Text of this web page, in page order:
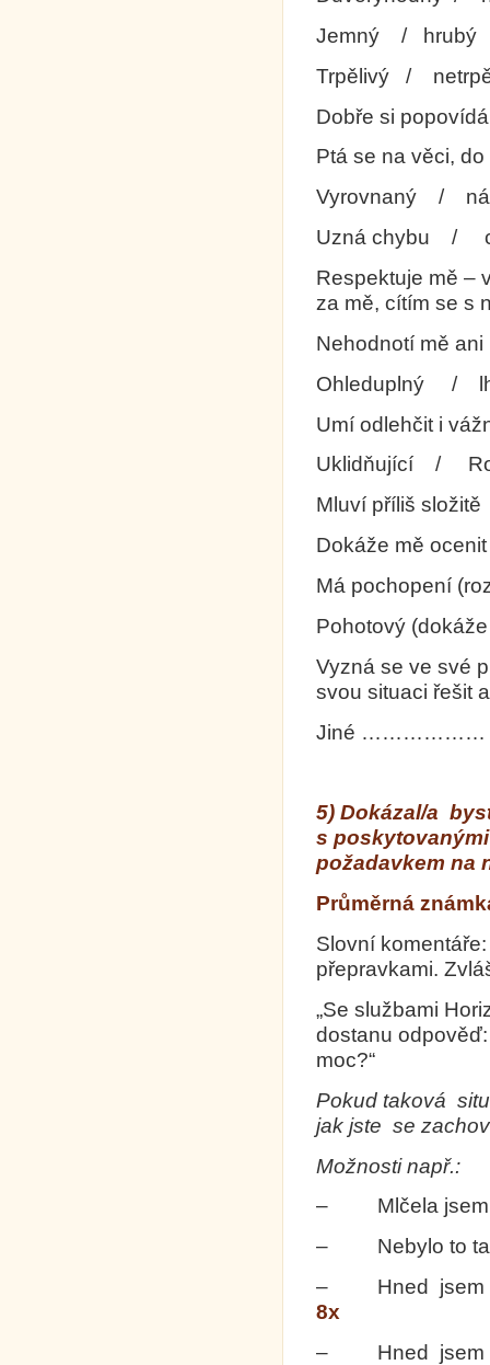
Jemný / hrubý
Trpělivý /
Dobře si
Ptá se na věci,
Vyrovnaný /
Uzná chybu /
Respektuje mě
za mě, cítím se s
Nehodnotí mě ani
Ohleduplný /
Umí odlehčit i
Uklidňující /
Mluví příliš
Dokáže mě
Má pochopení
Pohotový
Vyzná se ve své
svou situaci řešit
Jiné ………………
5) Dokázal/a
s
požadavkem na
Průměrná
Slovní
přepravkami.
„Se službami
dostanu
moc?“
Pokud taková
jak jste se
Možnosti např.:
– Mlčela
– Nebylo to
– Hned jsem to
8x
– Hned jsem to